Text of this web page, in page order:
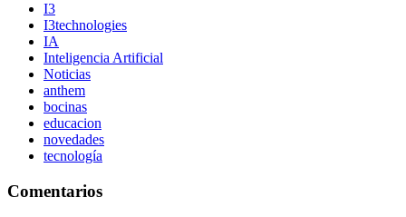
I3
I3technologies
IA
Inteligencia Artificial
Noticias
anthem
bocinas
educacion
novedades
tecnología
Comentarios